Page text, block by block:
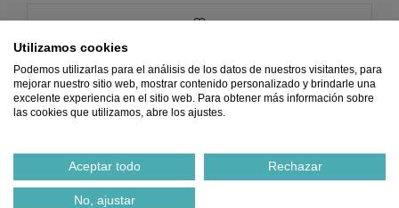
Garantizado
SEGURO
desde 45€
GRATIS
Ref. 2530103300007
Utilizamos cookies
Podemos utilizarlas para el análisis de los datos de nuestros visitantes, para
mejorar nuestro sitio web, mostrar contenido personalizado y brindarle una
excelente experiencia en el sitio web. Para obtener más información sobre
las cookies que utilizamos, abre los ajustes.
Aceptar todo Rechazar
No, ajustar